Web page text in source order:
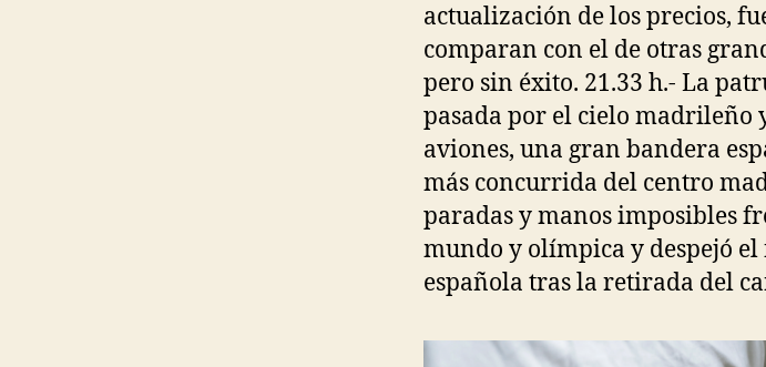
actualización de los precios,
comparan con el de otras
pero sin éxito. 21.33 h.- La
pasada por el cielo madrileño
aviones, una gran bandera
más concurrida del centro
paradas y manos imposibles
mundo y olímpica y despejó
española tras la retirada del